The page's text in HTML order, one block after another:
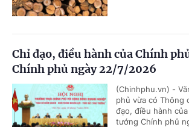
Chỉ đạo, điều hành của Chính
Chính phủ ngày 22/7/2026
(Chinhphu.vn) -
phủ vừa có Thông
đạo, điều hành
tướng Chính phủ